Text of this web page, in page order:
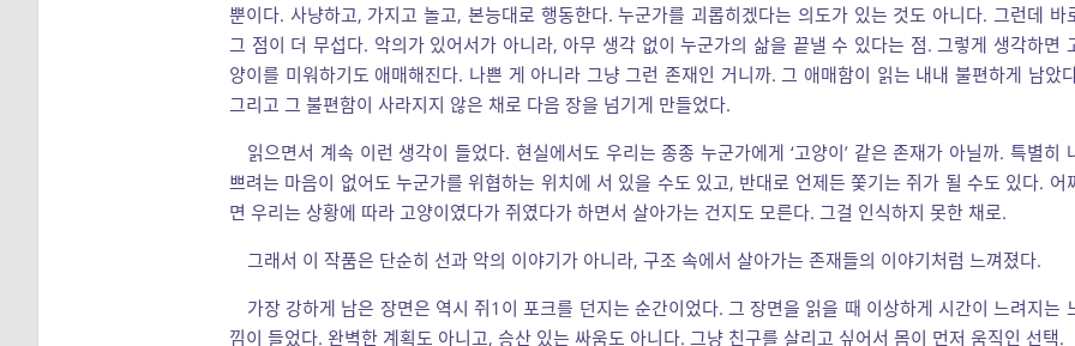
뿐이다. 사냥하고, 가지고 놀고, 본능대로 행동한다. 누군가를 괴롭히겠다는 의도가 있는 것도 아니다. 그런데 바
그 점이 더 무섭다. 악의가 있어서가 아니라, 아무 생각 없이 누군가의 삶을 끝낼 수 있다는 점. 그렇게 생각하면
양이를 미워하기도 애매해진다. 나쁜 게 아니라 그냥 그런 존재인 거니까. 그 애매함이 읽는 내내 불편하게 남았
그리고 그 불편함이 사라지지 않은 채로 다음 장을 넘기게 만들었다.
읽으면서 계속 이런 생각이 들었다. 현실에서도 우리는 종종 누군가에게 ‘고양이’ 같은 존재가 아닐까. 특별히
쁘려는 마음이 없어도 누군가를 위협하는 위치에 서 있을 수도 있고, 반대로 언제든 쫓기는 쥐가 될 수도 있다. 어
면 우리는 상황에 따라 고양이였다가 쥐였다가 하면서 살아가는 건지도 모른다. 그걸 인식하지 못한 채로.
그래서 이 작품은 단순히 선과 악의 이야기가 아니라, 구조 속에서 살아가는 존재들의 이야기처럼 느껴졌다.
가장 강하게 남은 장면은 역시 쥐1이 포크를 던지는 순간이었다. 그 장면을 읽을 때 이상하게 시간이 느려지는
낌이 들었다. 완벽한 계획도 아니고, 승산 있는 싸움도 아니다. 그냥 친구를 살리고 싶어서 몸이 먼저 움직인 선택.